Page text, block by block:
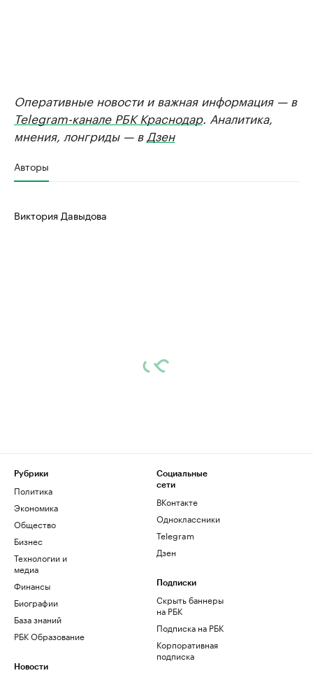
Оперативные новости и важная информация — в
Telegram-канале РБК Краснодар. Аналитика,
мнения, лонгриды — в Дзен
Авторы
Виктория Давыдова
Рубрики
Политика
Экономика
Общество
Бизнес
Технологии и
медиа
Финансы
Биографии
База знаний
РБК Образование
Новости
Социальные
сети
ВКонтакте
Одноклассники
Telegram
Дзен
Подписки
Скрыть баннеры
на РБК
Подписка на РБК
Корпоративная
подписка